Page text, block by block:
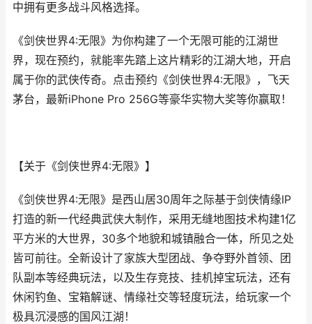
中拥有更多战斗风格选择。
《剑侠世界4:无限》为你构建了一个无限可能的江湖世
界，现在预约，就能率先踏上这片精彩的江湖大地，开启
属于你的武侠传奇。点击预约《剑侠世界4:无限》，飞天
茅台，最新iPhone Pro 256G等豪华实物大奖等你赢取！
【关于《剑侠世界4:无限》】
《剑侠世界4:无限》是西山居30周年之际基于剑侠情缘IP
打造的新一代经典武侠大制作，采用无缝地图技术构建1亿
平方米的大世界，30多个地貌和城镇融合一体，所见之处
皆可前往。全新设计了家族大型团战、争夺野外首领、团
队副本等经典玩法，以及生存竞技、挂机掉宝玩法，还有
休闲钓鱼、宝箱解谜、情缘社交等轻度玩法，给玩家一个
极具沉浸感的国风江湖！